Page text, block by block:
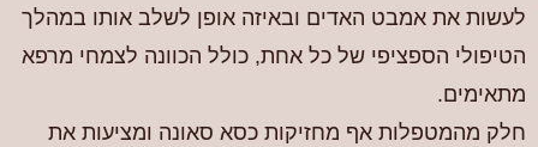
לעשות את אמבט האדים ובאיזה אופן לשלב אותו במהלך
הטיפולי הספציפי של כל אחת, כולל הכוונה לצמחי מרפא
מתאימים.
חלק מהמטפלות אף מחזיקות כסא סאונה ומציעות את